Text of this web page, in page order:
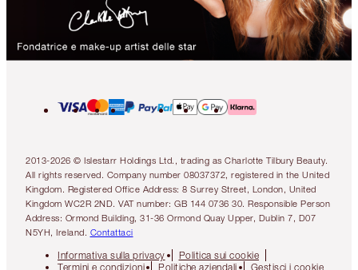
2013-2026 © Islestarr Holdings Ltd., trading as Charlotte Tilbury Beauty.
All rights reserved. Company number 08037372, registered in the United
Kingdom. Registered Office Address: 8 Surrey Street, London, United
Kingdom WC2R 2ND. VAT number: GB 144 0736 30. Responsible Person
Address: Ormond Building, 31-36 Ormond Quay Upper, Dublin 7, D07
N5YH, Ireland. Contattaci
Informativa sulla privacy
Politica sui cookie
Termini e condizioni
Politiche aziendali Gestisci i cookie